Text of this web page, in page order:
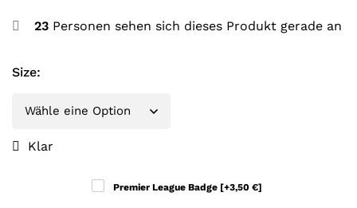
23 Personen sehen sich dieses Produkt gerade an
Size:
Klar
Premier League Badge [+3,50 €]